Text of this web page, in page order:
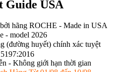
Guide USA
hãng ROCHE - Made in USA
- model 2026
(đường huyết) chính xác tuyệt
- Không giới hạn thời gian